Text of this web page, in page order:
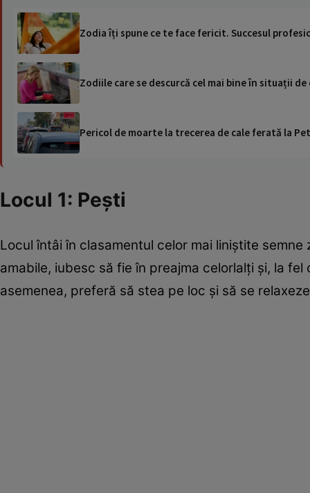
Zodia îți spune ce te face fericit. Succesul
Zodiile care se descurcă cel mai bine în situații de
Pericol de moarte la trecerea de cale ferată la
Locul 1: Pești
Locul întâi în clasamentul celor mai liniștite
amabile, iubesc să fie în preajma celorlalți și, la
asemenea, preferă să stea pe loc și să se